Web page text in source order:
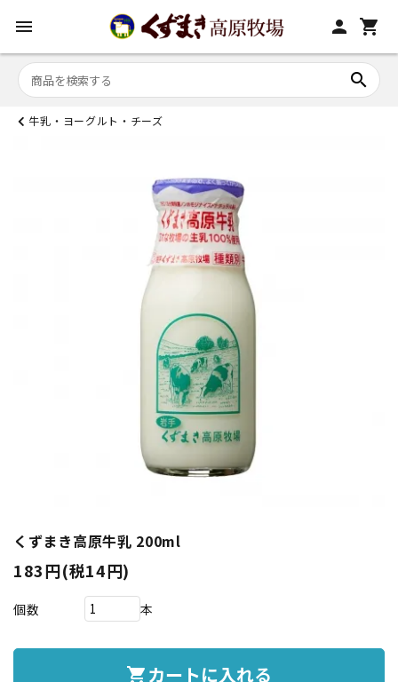
menu person shopping_cart
search
牛乳・ヨーグルト・チーズ
くずまき高原牛乳 200ml
183円(税14円)
個数 本
shopping_cart カートに入れる